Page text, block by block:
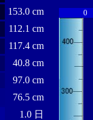
153.0 cm
112.1 cm
117.4 cm
40.8 cm
97.0 cm
76.5 cm
1.0 日
0